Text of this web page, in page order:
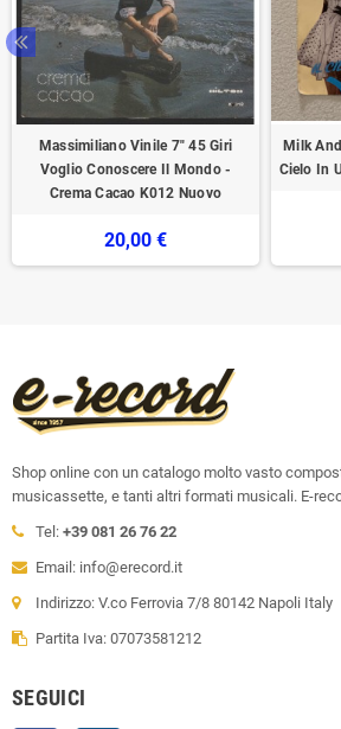
Massimiliano Vinile 7" 45 Giri
Voglio Conoscere Il Mondo -
Crema Cacao K012 Nuovo
20,00 €
Milk
Cielo In
Shop online con un catalogo molto vasto
musicassette, e tanti altri formati musicali. E-
Tel: +39 081 26 76 22
Email: info@erecord.it
Indirizzo: V.co Ferrovia 7/8 80142 Napoli Italy
Partita Iva: 07073581212
SEGUICI